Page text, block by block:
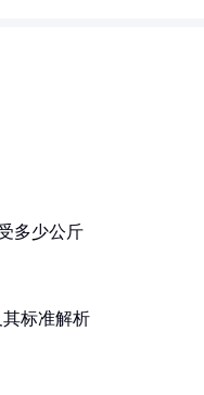
多少公斤
标准解析